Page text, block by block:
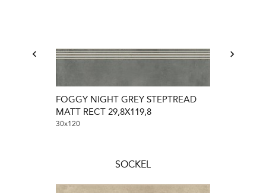
FOGGY NIGHT GREY STEPTREAD
MATT RECT 29,8X119,8
30x120
SOCKEL